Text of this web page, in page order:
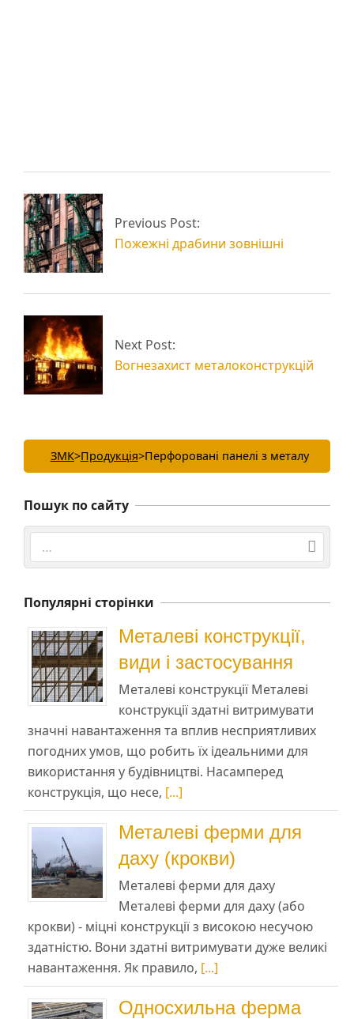
Швидкомонтовані
гаражі з сендвіч-
панелей
металоконструкції
Previous Post:
Пожежні драбини зовнішні
Next Post:
Вогнезахист металоконструкцій
ЗМК>Продукція>Перфоровані панелі з металу
Пошук по сайту
Search
Популярні сторінки
Металеві конструкції,
види і застосування
Металеві конструкції Металеві
конструкції здатні витримувати
значні навантаження та вплив несприятливих
погодних умов, що робить їх ідеальними для
використання у будівництві. Насамперед
конструкція, що несе, [...]
Металеві ферми для
даху (крокви)
Металеві ферми для даху
Металеві ферми для даху (або
крокви) - міцні конструкції з високою несучою
здатністю. Вони здатні витримувати дуже великі
навантаження. Як правило, [...]
Односхильна ферма